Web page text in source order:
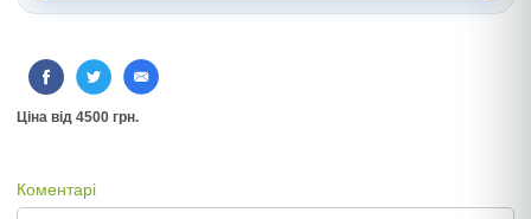
Цiна вiд 4500 грн.
Коментарі